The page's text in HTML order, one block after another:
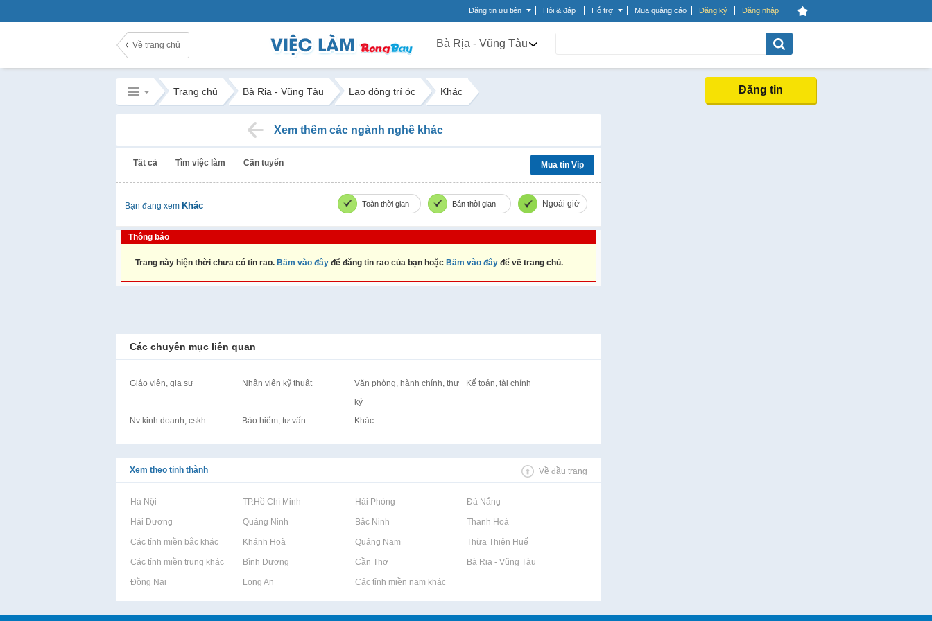
Đăng tin ưu tiên Hỏi & đáp Hỗ trợ Mua quảng cáo Đăng ký Đăng nhập
Về trang chủ Bà Rịa - Vũng Tàu
Trang chủ Bà Rịa - Vũng Tàu Lao động trí óc Khác Đăng tin
Xem thêm các ngành nghề khác
Tất cả Tìm việc làm Cần tuyển Mua tin Vip
Bạn đang xem Khác Toàn thời gian Bán thời gian Ngoài giờ
Thông báo
Trang này hiện thời chưa có tin rao. Bấm vào đây để đăng tin rao của bạn hoặc Bấm vào đây để về trang chủ.
Các chuyên mục liên quan
Giáo viên, gia sư Nhân viên kỹ thuật
Văn phòng, hành chính, thư
ký
Kế toán, tài chính
Nv kinh doanh, cskh Bảo hiểm, tư vấn Khác
Xem theo tỉnh thành Về đầu trang
Rao vặt tại Hà Nội Rao vặt tại TP.Hồ Chí Minh Rao vặt tại Hải Phòng Rao vặt tại Đà Nẵng
Rao vặt tại Hải Dương Rao vặt tại Quảng Ninh Rao vặt tại Bắc Ninh Rao vặt tại Thanh Hoá
Rao vặt tại Các tỉnh miền bắc khácRao vặt tại Khánh Hoà Rao vặt tại Quảng Nam Rao vặt tại Thừa Thiên Huế
Rao vặt tại Các tỉnh miền trung khácRao vặt tại Bình Dương Rao vặt tại Cần Thơ Rao vặt tại Bà Rịa - Vũng Tàu
Rao vặt tại Đồng Nai Rao vặt tại Long An Rao vặt tại Các tỉnh miền nam khác